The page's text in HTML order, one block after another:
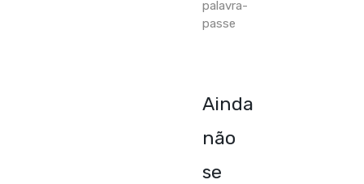
palavra-
passe
Ainda
não
se